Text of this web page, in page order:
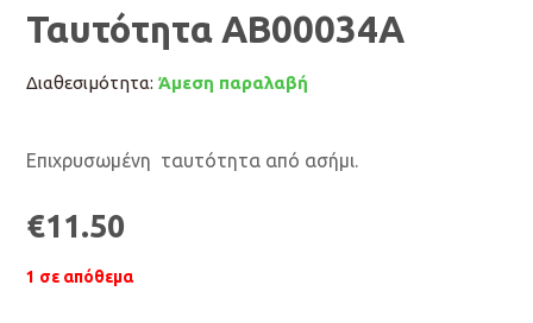
Ταυτότητα ΑΒ00034Α
Διαθεσιμότητα: Άμεση παραλαβή
Επιχρυσωμένη ταυτότητα από ασήμι.
€11.50
1 σε απόθεμα